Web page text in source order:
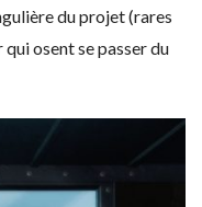
du projet (rares
osent se passer du